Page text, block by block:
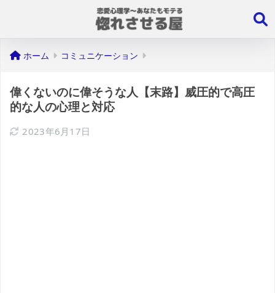
ホーム コミュニケーション
偉くないのに偉そうな人【末路】威圧的で高圧
的な人の心理と対応
2023年6月17日